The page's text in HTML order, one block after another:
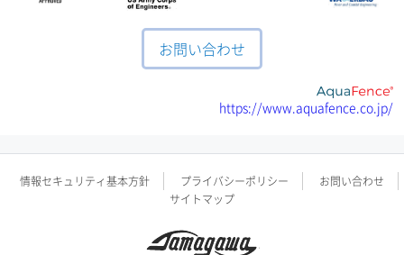
お問い合わせ
https://www.aquafence.co.jp/
情報セキュリティ基本方針 プライバシーポリシー
お問い合わせ
サイトマップ